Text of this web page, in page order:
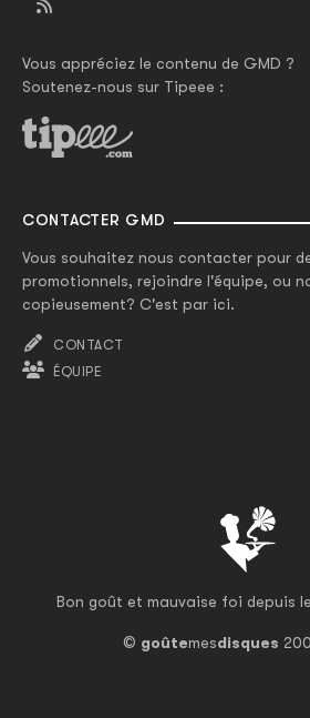
Bon goût et mauvaise foi depuis
© goûtemesdisques
Vous appréciez le contenu de GMD ?
Soutenez-nous sur Tipeee :
CONTACTER GMD
Vous souhaitez nous contacter pour
promotionnels, rejoindre l'équipe, ou
copieusement? C'est par ici.
CONTACT
ÉQUIPE